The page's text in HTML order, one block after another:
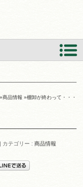
商品情報 »棚卸が終わって・・・
カテゴリー :商品情報